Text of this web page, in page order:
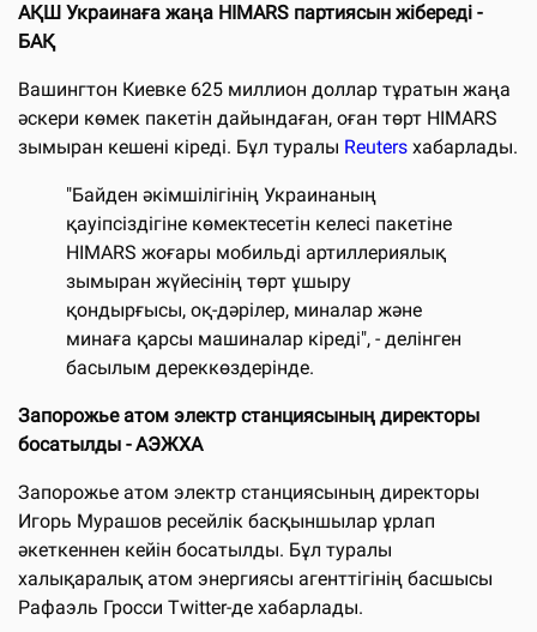
АҚШ Украинаға жаңа HIMARS партиясын жібереді -
БАҚ
Вашингтон Киевке 625 миллион доллар тұратын жаңа
әскери көмек пакетін дайындаған, оған төрт HIMARS
зымыран кешені кіреді. Бұл туралы Reuters хабарлады.
"Байден әкімшілігінің Украинаның
қауіпсіздігіне көмектесетін келесі пакетіне
HIMARS жоғары мобильді артиллериялық
зымыран жүйесінің төрт ұшыру
қондырғысы, оқ-дәрілер, миналар және
минаға қарсы машиналар кіреді", - делінген
басылым дереккөздерінде.
Запорожье атом электр станциясының директоры
босатылды - АЭЖХА
Запорожье атом электр станциясының директоры
Игорь Мурашов ресейлік басқыншылар ұрлап
әкеткеннен кейін босатылды. Бұл туралы
халықаралық атом энергиясы агенттігінің басшысы
Рафаэль Гросси Twitter-де хабарлады.